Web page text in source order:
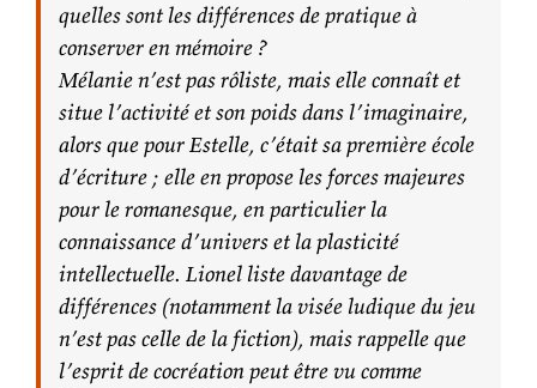
quelles sont les différences de pratique à
conserver en mémoire ?
Mélanie n’est pas rôliste, mais elle connaît et
situe l’activité et son poids dans l’imaginaire,
alors que pour Estelle, c’était sa première école
d’écriture ; elle en propose les forces majeures
pour le romanesque, en particulier la
connaissance d’univers et la plasticité
intellectuelle. Lionel liste davantage de
différences (notamment la visée ludique du jeu
n’est pas celle de la fiction), mais rappelle que
l’esprit de cocréation peut être vu comme